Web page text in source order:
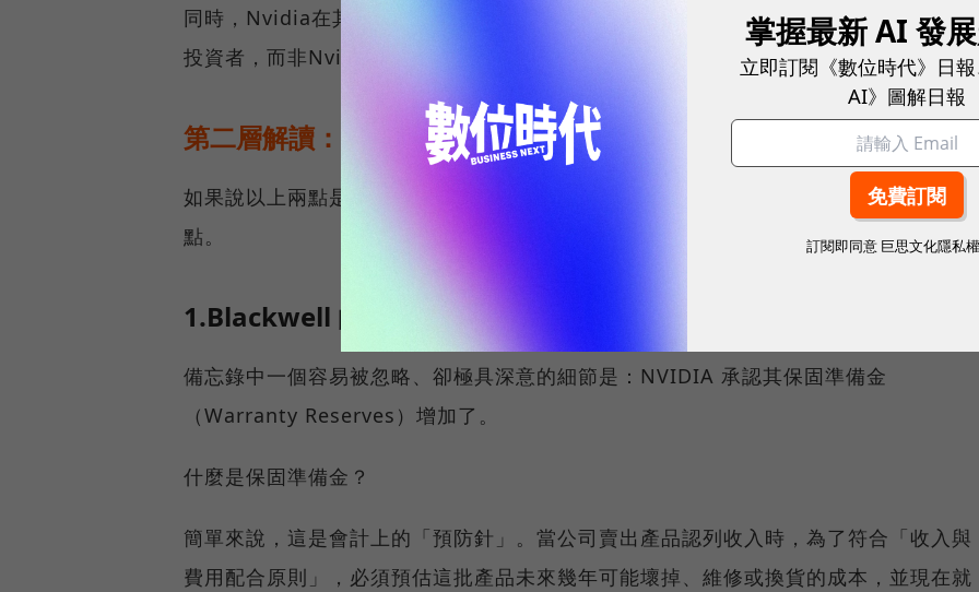
同時，Nvidia在其投資組合中的公司（如 CoreWeave），其主要營運資金來自第三方
投資者，而非Nvidia。Nvidia的投資僅佔其總融資的一小部分。
第二層解讀：藏在會計細節裡的資訊
如果說以上兩點是NVIDIA向市場展示的肌肉，那麼接下來的細節，卻是較少人討論的
點。
1.Blackwell 的複雜性代價：保固準備金的「誠實訊號」
備忘錄中一個容易被忽略、卻極具深意的細節是：NVIDIA 承認其保固準備金
（Warranty Reserves）增加了。
什麼是保固準備金？
簡單來說，這是會計上的「預防針」。當公司賣出產品認列收入時，為了符合「收入與
費用配合原則」，必須預估這批產品未來幾年可能壞掉、維修或換貨的成本，並現在就
掌握最新 AI 發
立即訂閱《數位時代》日
AI》圖解日報
訂閱即同意 巨思文化隱私